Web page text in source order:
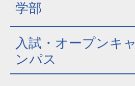
学部
入試・オープンキャ
ンパス